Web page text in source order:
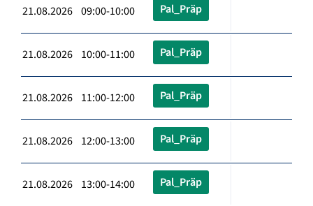
21.08.2026 09:00-10:00 Pal_Präp
21.08.2026 10:00-11:00 Pal_Präp
21.08.2026 11:00-12:00 Pal_Präp
21.08.2026 12:00-13:00 Pal_Präp
21.08.2026 13:00-14:00 Pal_Präp